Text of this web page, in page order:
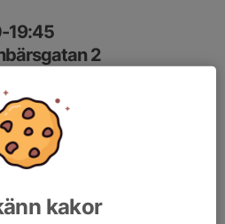
19:45
2
så dom flesta kan vara med.
alla medlemmar.
kakor